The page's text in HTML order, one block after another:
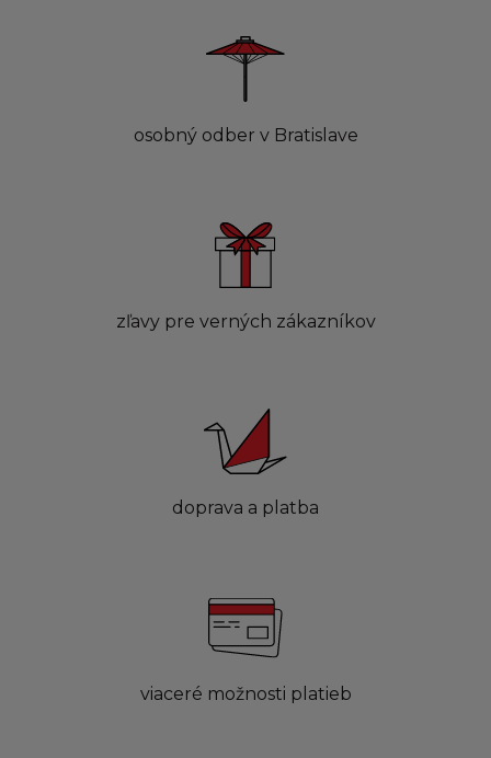
osobný odber v Bratislave
zľavy pre verných zákazníkov
doprava a platba
viaceré možnosti platieb